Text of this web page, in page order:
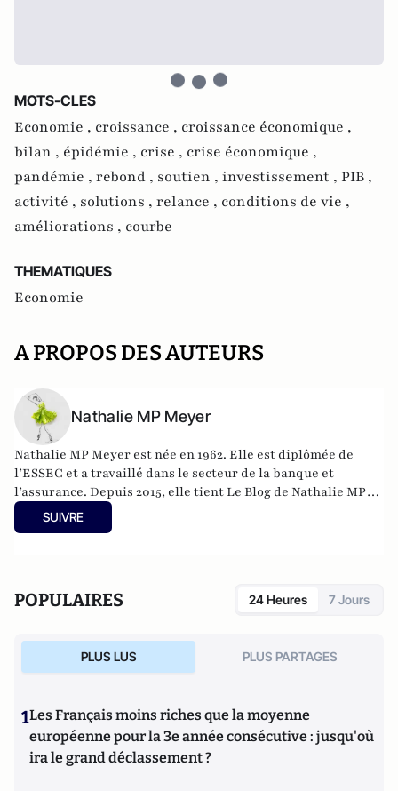
MOTS-CLES
Economie , croissance , croissance économique ,
bilan , épidémie , crise , crise économique ,
pandémie , rebond , soutien , investissement , PIB ,
activité , solutions , relance , conditions de vie ,
améliorations , courbe
THEMATIQUES
Economie
A PROPOS DES AUTEURS
Nathalie MP Meyer
Nathalie MP Meyer est née en 1962. Elle est diplômée de
l’ESSEC et a travaillé dans le secteur de la banque et
l’assurance. Depuis 2015, elle tient Le Blog de Nathalie MP
avec l’objectif de faire connaître le libéralisme et
d’expliquer en quoi il constituerait une réponse adaptée aux
SUIVRE
POPULAIRES 24 Heures 7 Jours
PLUS LUS PLUS PARTAGES
1Les Français moins riches que la moyenne
européenne pour la 3e année consécutive : jusqu'où
ira le grand déclassement ?